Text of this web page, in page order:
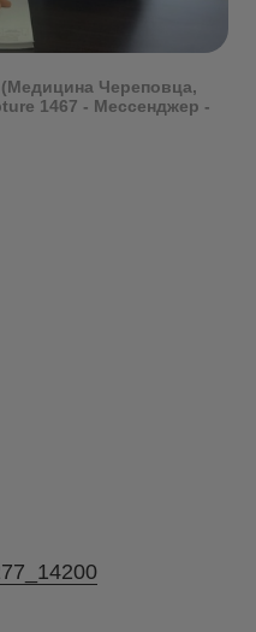
Череповца,
1467 - Мессенджер -